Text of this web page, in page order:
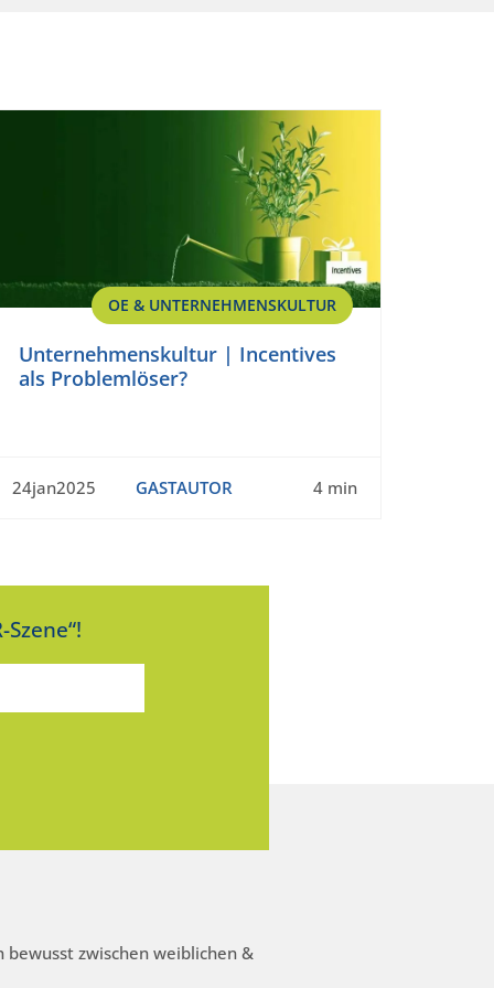
OE & UNTERNEHMENSKULTUR
Unternehmenskultur | Incentives
als Problemlöser?
24jan2025 GASTAUTOR 4 min
bewusst zwischen weiblichen &